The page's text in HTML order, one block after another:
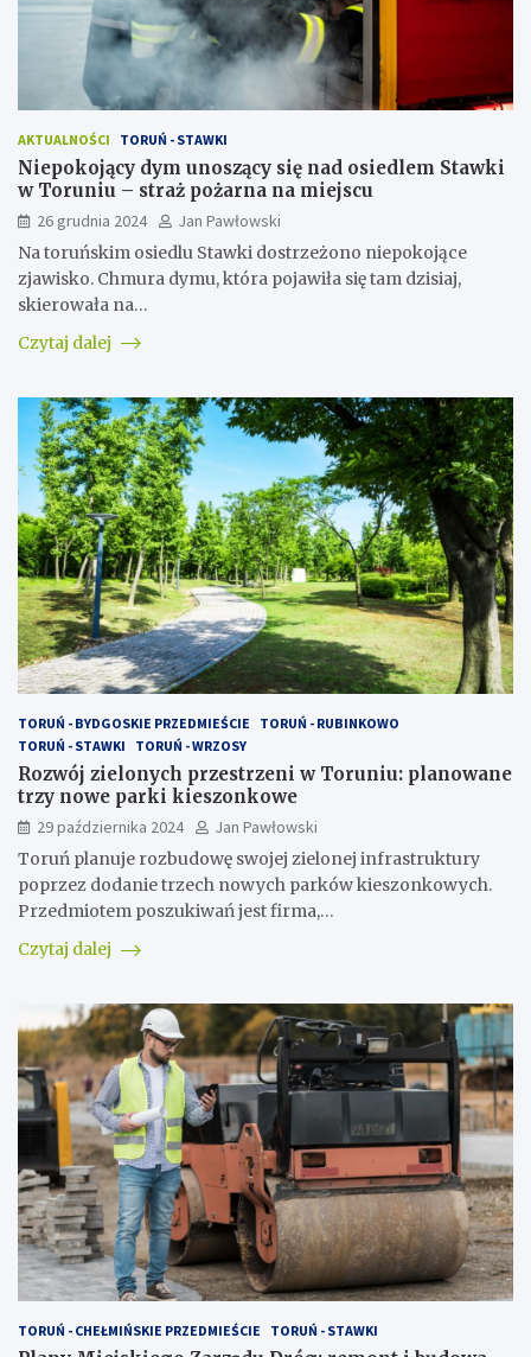
AKTUALNOŚCI TORUŃ - STAWKI
Niepokojący dym unoszący się nad osiedlem Stawki
w Toruniu – straż pożarna na miejscu
26 grudnia 2024
Jan Pawłowski
Na toruńskim osiedlu Stawki dostrzeżono niepokojące
zjawisko. Chmura dymu, która pojawiła się tam dzisiaj,
skierowała na…
Czytaj dalej
TORUŃ - BYDGOSKIE PRZEDMIEŚCIE
TORUŃ - RUBINKOWO
TORUŃ - STAWKI
TORUŃ - WRZOSY
Rozwój zielonych przestrzeni w Toruniu: planowane
trzy nowe parki kieszonkowe
29 października 2024
Jan Pawłowski
Toruń planuje rozbudowę swojej zielonej infrastruktury
poprzez dodanie trzech nowych parków kieszonkowych.
Przedmiotem poszukiwań jest firma,…
Czytaj dalej
TORUŃ - CHEŁMIŃSKIE PRZEDMIEŚCIE TORUŃ - STAWKI